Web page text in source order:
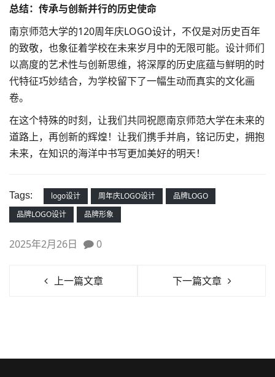
总结：传承与创新并行的历史使命
南京师范大学的120周年庆LOGO设计，不仅是对历史百年
的致敬，也象征着学校在未来岁月中的无限可能。设计师们
以高度的艺术性与创新思维，将深厚的历史底蕴与鲜明的时
代特征巧妙结合，为学校留下了一幅生动而真实的文化画
卷。
在这个特殊的时刻，让我们共同祝愿南京师范大学在未来的
道路上，再创新的辉煌！让我们携手并肩，铭记历史，拥抱
未来，在知识的海洋中书写更加美好的明天！
Tags: logo设计 周年庆LOGO设计
品牌LOGO
品牌LOGO设计
品牌形象
2025年2月26日 0
上一篇文章 下一篇文章